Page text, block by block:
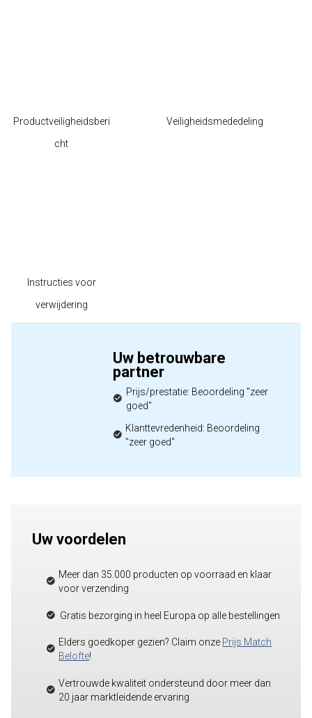
Productveiligheidsberi
cht
Veiligheidsmededeling
Instructies voor
verwijdering
Uw betrouwbare
partner
Prijs/prestatie: Beoordeling "zeer
goed"
Klanttevredenheid: Beoordeling
"zeer goed"
Uw voordelen
Meer dan 35.000 producten op voorraad en klaar
voor verzending
Gratis bezorging in heel Europa op alle bestellingen
Elders goedkoper gezien? Claim onze Prijs Match
Belofte!
Vertrouwde kwaliteit ondersteund door meer dan
20 jaar marktleidende ervaring